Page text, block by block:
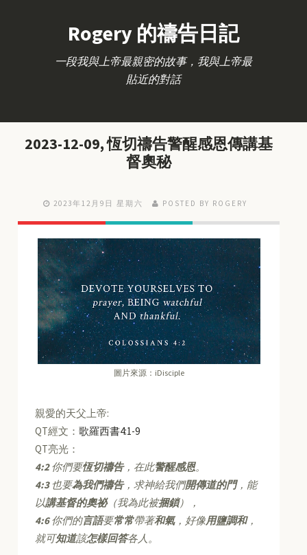
Rogery 的禱告日記
一段我與上帝最親密的故事，我與上帝最
貼近的對話
2023-12-09, 恆切禱告警醒感恩傳講基
督奧秘
2023年12月9日 星期六 POSTED BY ROGERY
圖片來源：iDisciple
親愛的天父上帝:
QT經文：歌羅西書4:1-9
QT亮光：
4:2你們要恆切禱告，在此警醒感恩。
4:3也要為我們禱告，求神給我們開傳道的門，能
以講基督的奧祕（我為此被捆鎖），
4:6你們的言語要常常帶著和氣，好像用鹽調和，
就可知道該怎樣回答各人。